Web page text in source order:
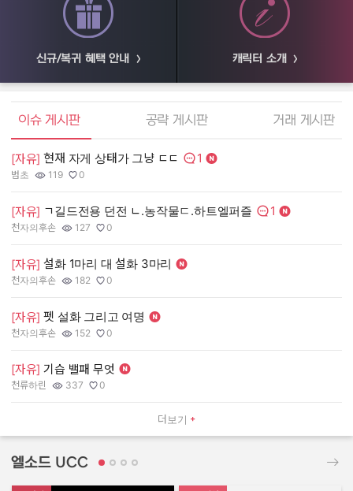
신규/복귀 혜택 안내 캐릭터 소개
엘소드 커뮤니티
이슈 게시판 공략 게시판 거래 게시판
더보기
[자유] 현재 자게 상태가 그냥 ㄷㄷ 댓글수:
1
작성자:
범초
조회수:
119
추천수:
0
[자유] ㄱ길드전용 던전 ㄴ.농작물ㄷ.하트엘퍼즐 댓글수:
1
작성자:
천자의후손
조회수:
127
추천수:
0
[자유] 설화 1마리 대 설화 3마리
작성자:
천자의후손
조회수:
182
추천수:
0
[자유] 펫 설화 그리고 여명
작성자:
천자의후손
조회수:
152
추천수:
0
[자유] 기습 밸패 무엇
작성자:
천류하린
조회수:
337
추천수:
0
엘소드 UCC